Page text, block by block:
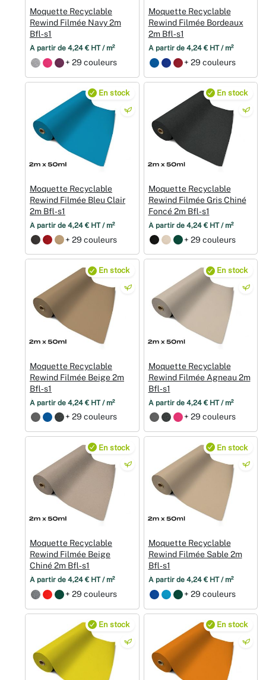
Moquette Recyclable
Rewind Filmée Navy 2m
Bfl‑s1
À partir de 4,24 € HT / m²
+ 29 couleurs
Moquette Recyclable
Rewind Filmée Bordeaux
2m Bfl‑s1
À partir de 4,24 € HT / m²
+ 29 couleurs
En stock
Moquette Recyclable
Rewind Filmée Bleu Clair
2m Bfl‑s1
À partir de 4,24 € HT / m²
+ 29 couleurs
En stock
Moquette Recyclable
Rewind Filmée Gris Chiné
Foncé 2m Bfl‑s1
À partir de 4,24 € HT / m²
+ 29 couleurs
En stock
Moquette Recyclable
Rewind Filmée Beige 2m
Bfl‑s1
À partir de 4,24 € HT / m²
+ 29 couleurs
En stock
Moquette Recyclable
Rewind Filmée Agneau 2m
Bfl‑s1
À partir de 4,24 € HT / m²
+ 29 couleurs
En stock
Moquette Recyclable
Rewind Filmée Beige
Chiné 2m Bfl‑s1
À partir de 4,24 € HT / m²
+ 29 couleurs
En stock
Moquette Recyclable
Rewind Filmée Sable 2m
Bfl‑s1
À partir de 4,24 € HT / m²
+ 29 couleurs
En stock En stock